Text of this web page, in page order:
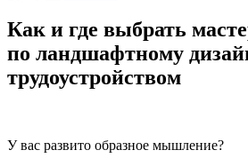
Как и где выбрать
по ландшафтному
трудоустройством
У вас развито образное мышление?